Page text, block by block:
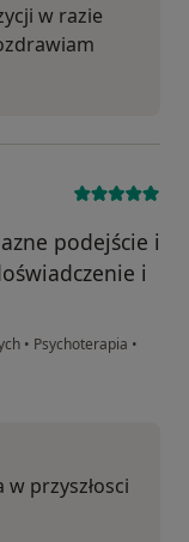
w razie
podejście i
i
• Psychoterapia •
przyszłosci